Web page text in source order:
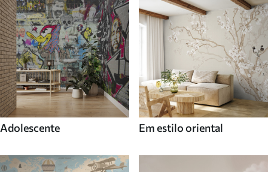
Adolescente Em estilo oriental